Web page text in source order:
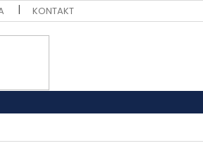
KONTAKT VŠEOBECNÉ